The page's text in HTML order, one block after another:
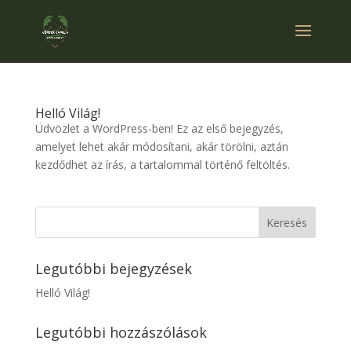
Helló Világ!
Üdvözlet a WordPress-ben! Ez az első bejegyzés,
amelyet lehet akár módosítani, akár törölni, aztán
kezdődhet az írás, a tartalommal történő feltöltés.
Legutóbbi bejegyzések
Helló Világ!
Legutóbbi hozzászólások